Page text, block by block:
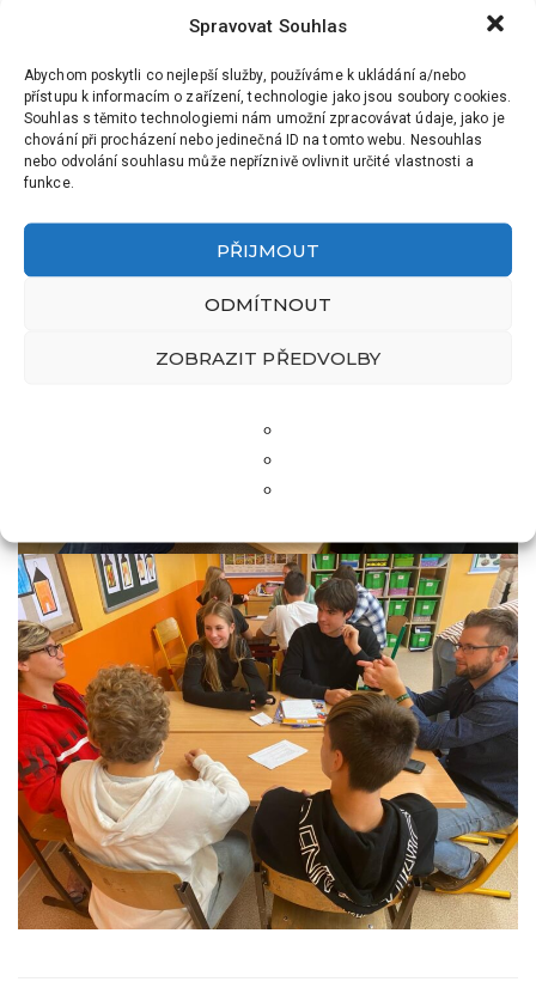
Spravovat Souhlas
Abychom poskytli co nejlepší služby, používáme k ukládání a/nebo
přístupu k informacím o zařízení, technologie jako jsou soubory cookies.
Souhlas s těmito technologiemi nám umožní zpracovávat údaje, jako je
chování při procházení nebo jedinečná ID na tomto webu. Nesouhlas
nebo odvolání souhlasu může nepříznivě ovlivnit určité vlastnosti a
funkce.
PŘIJMOUT
ODMÍTNOUT
ZOBRAZIT PŘEDVOLBY